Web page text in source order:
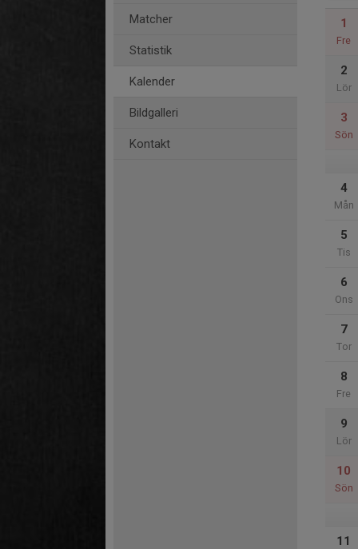
Matcher
Statistik
Kalender
Bildgalleri
Kontakt
1
Fre
2
Lör
3
Sön
4
Mån
5
Tis
6
Ons
7
Tor
8
Fre
9
Lör
10
Sön
11